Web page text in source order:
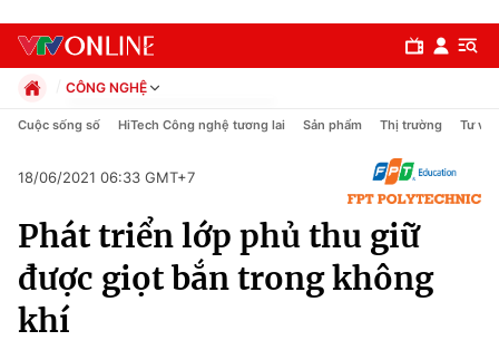
Chính trị
Xã hội
CÔNG NGHỆ
Chính trị
Pháp luật
Thể thao
Truyền hình
Văn hóa - Giải trí
Cuộc sống số HiTech Công nghệ tương lai Sản phẩm Thị trường Tư vấn
18/06/2021 06:33 GMT+7
Phát triển lớp phủ thu giữ
được giọt bắn trong không
khí